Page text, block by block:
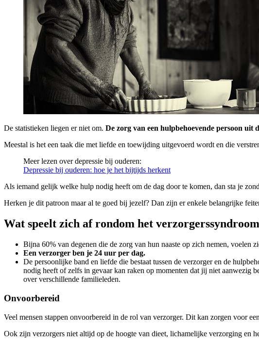
De statistieken liegen er niet om. De zorg van een hulpbehoevende persoon
Meestal is het een taak die met liefde en toewijding uitgevoerd wordt en die
Meer lezen over depressie bij ouderen:
Depressie bij ouderen: hoe je het bijtijds herkent
Als iemand gelijk welke hulp nodig heeft om de dag door te komen, dan sta je
Herken je dit patroon maar al te goed bij jezelf? Dan zijn er enkele belangrijke
Wat speelt zich af rondom het
Bijna 60% van degenen die de zorg van hun naaste op zich nemen, voelen
Een verzorger ben je 24 uur per dag.
De persoonlijke band en liefde die bestaat tussen de verzorger en de
nodig heeft of zelfs in gevaar kan raken op momenten dat jij niet aanwezig
over verschillende familieleden.
Onvoorbereid
Veel mensen stappen onvoorbereid in de rol van verzorger. Dit kan zorgen voor
Ook zijn verzorgers niet altijd op de hoogte van dieet, lichamelijke verzorging en